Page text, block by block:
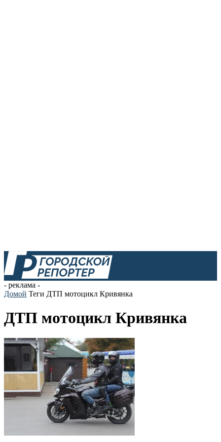
- реклама -
Домой Теги ДТП мотоцикл Кривянка
ДТП мотоцикл Кривянка